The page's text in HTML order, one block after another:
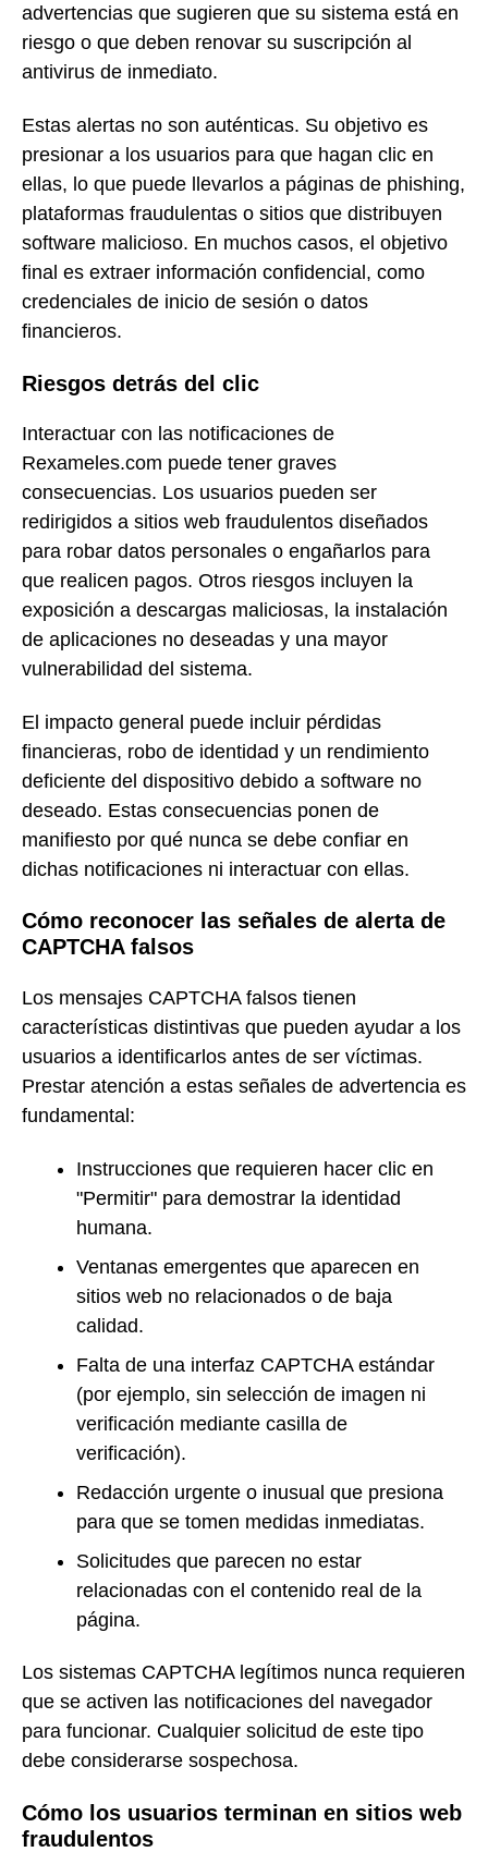
advertencias que sugieren que su sistema está en
riesgo o que deben renovar su suscripción al
antivirus de inmediato.
Estas alertas no son auténticas. Su objetivo es
presionar a los usuarios para que hagan clic en
ellas, lo que puede llevarlos a páginas de phishing,
plataformas fraudulentas o sitios que distribuyen
software malicioso. En muchos casos, el objetivo
final es extraer información confidencial, como
credenciales de inicio de sesión o datos
financieros.
Riesgos detrás del clic
Interactuar con las notificaciones de
Rexameles.com puede tener graves
consecuencias. Los usuarios pueden ser
redirigidos a sitios web fraudulentos diseñados
para robar datos personales o engañarlos para
que realicen pagos. Otros riesgos incluyen la
exposición a descargas maliciosas, la instalación
de aplicaciones no deseadas y una mayor
vulnerabilidad del sistema.
El impacto general puede incluir pérdidas
financieras, robo de identidad y un rendimiento
deficiente del dispositivo debido a software no
deseado. Estas consecuencias ponen de
manifiesto por qué nunca se debe confiar en
dichas notificaciones ni interactuar con ellas.
Cómo reconocer las señales de alerta de
CAPTCHA falsos
Los mensajes CAPTCHA falsos tienen
características distintivas que pueden ayudar a los
usuarios a identificarlos antes de ser víctimas.
Prestar atención a estas señales de advertencia es
fundamental:
Instrucciones que requieren hacer clic en
"Permitir" para demostrar la identidad
humana.
Ventanas emergentes que aparecen en
sitios web no relacionados o de baja
calidad.
Falta de una interfaz CAPTCHA estándar
(por ejemplo, sin selección de imagen ni
verificación mediante casilla de
verificación).
Redacción urgente o inusual que presiona
para que se tomen medidas inmediatas.
Solicitudes que parecen no estar
relacionadas con el contenido real de la
página.
Los sistemas CAPTCHA legítimos nunca requieren
que se activen las notificaciones del navegador
para funcionar. Cualquier solicitud de este tipo
debe considerarse sospechosa.
Cómo los usuarios terminan en sitios web
fraudulentos